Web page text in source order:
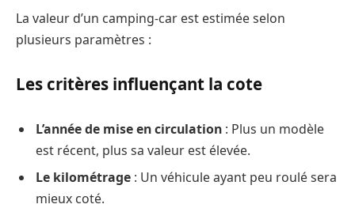
La valeur d’un camping-car est estimée selon
plusieurs paramètres :
Les critères influençant la cote
L’année de mise en circulation : Plus un modèle
est récent, plus sa valeur est élevée.
Le kilométrage : Un véhicule ayant peu roulé sera
mieux coté.